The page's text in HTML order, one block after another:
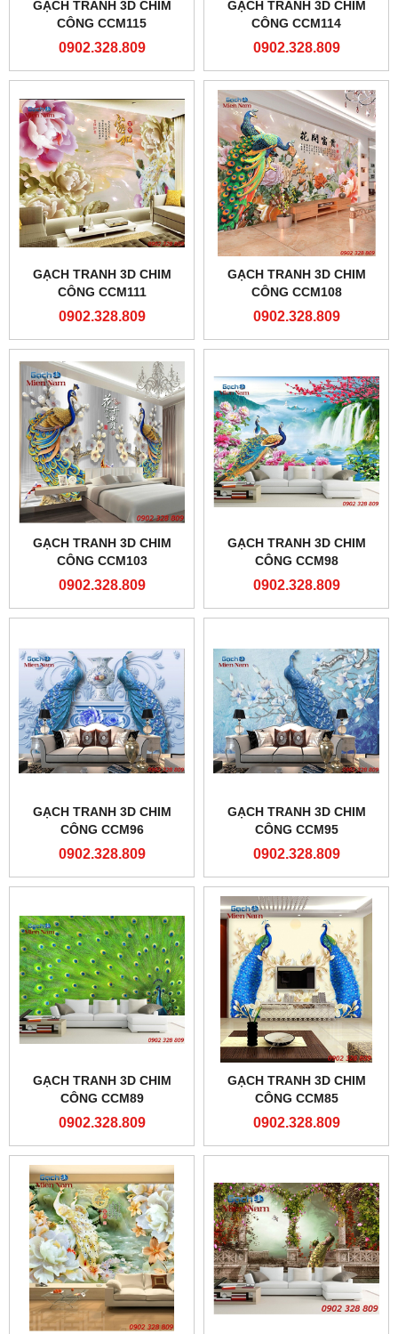
GẠCH TRANH 3D CHIM
CÔNG CCM115
0902.328.809
GẠCH TRANH 3D CHIM
CÔNG CCM114
0902.328.809
GẠCH TRANH 3D CHIM
CÔNG CCM111
0902.328.809
GẠCH TRANH 3D CHIM
CÔNG CCM108
0902.328.809
GẠCH TRANH 3D CHIM
CÔNG CCM103
0902.328.809
GẠCH TRANH 3D CHIM
CÔNG CCM98
0902.328.809
GẠCH TRANH 3D CHIM
CÔNG CCM96
0902.328.809
GẠCH TRANH 3D CHIM
CÔNG CCM95
0902.328.809
GẠCH TRANH 3D CHIM
CÔNG CCM89
0902.328.809
GẠCH TRANH 3D CHIM
CÔNG CCM85
0902.328.809